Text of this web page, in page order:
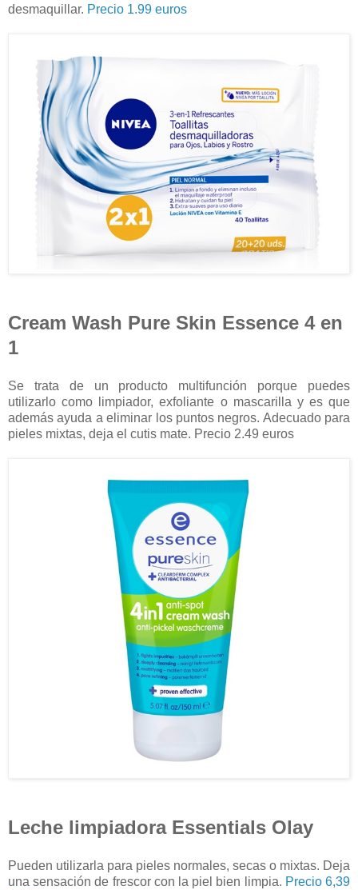
desmaquillar. Precio 1.99 euros
Cream Wash Pure Skin Essence 4 en
1
Se trata de un producto multifunción porque puedes
utilizarlo como limpiador, exfoliante o mascarilla y es que
además ayuda a eliminar los puntos negros. Adecuado para
pieles mixtas, deja el cutis mate. Precio 2.49 euros
Leche limpiadora Essentials Olay
Pueden utilizarla para pieles normales, secas o mixtas. Deja
una sensación de frescor con la piel bien limpia. Precio 6,39